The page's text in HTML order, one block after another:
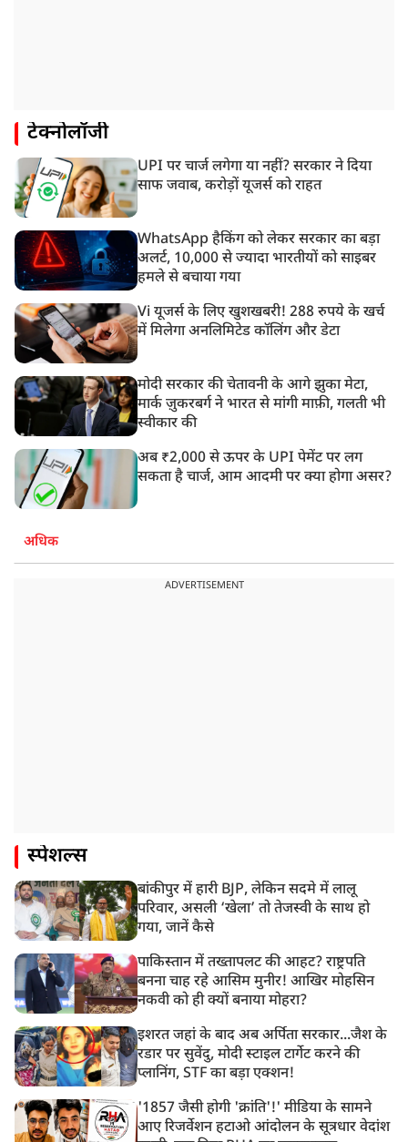
टेक्नोलॉजी
UPI पर चार्ज लगेगा या नहीं? सरकार ने दिया
साफ जवाब, करोड़ों यूजर्स को राहत
WhatsApp हैकिंग को लेकर सरकार का बड़ा
अलर्ट, 10,000 से ज्यादा भारतीयों को साइबर
हमले से बचाया गया
Vi यूजर्स के लिए खुशखबरी! 288 रुपये के खर्च
में मिलेगा अनलिमिटेड कॉलिंग और डेटा
मोदी सरकार की चेतावनी के आगे झुका मेटा,
मार्क ज़ुकरबर्ग ने भारत से मांगी माफ़ी, गलती भी
स्वीकार की
अब ₹2,000 से ऊपर के UPI पेमेंट पर लग
सकता है चार्ज, आम आदमी पर क्या होगा असर?
अधिक
ADVERTISEMENT
स्पेशल्स
बांकीपुर में हारी BJP, लेकिन सदमे में लालू
परिवार, असली ‘खेला’ तो तेजस्वी के साथ हो
गया, जानें कैसे
पाकिस्तान में तख्तापलट की आहट? राष्ट्रपति
बनना चाह रहे आसिम मुनीर! आखिर मोहसिन
नकवी को ही क्यों बनाया मोहरा?
इशरत जहां के बाद अब अर्पिता सरकार...जैश के
रडार पर सुवेंदु, मोदी स्टाइल टार्गेट करने की
प्लानिंग, STF का बड़ा एक्शन!
'1857 जैसी होगी 'क्रांति'!' मीडिया के सामने
आए रिजर्वेशन हटाओ आंदोलन के सूत्रधार वेदांश